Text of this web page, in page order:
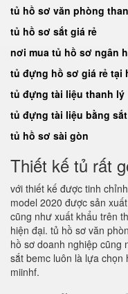
tủ hồ sơ văn phòng
tủ hồ sơ sắt giá rẻ
nơi mua tủ hồ sơ ngân
tủ đựng hồ sơ giá rẻ tại
tủ đựng tài liệu thanh lý
tủ đựng tài liệu bằng sắt
tủ hồ sơ sài gòn
Thiết kế tủ rất
với thiết kế được tinh
model 2020 được sản
cũng như xuất khẩu trên
hiện đại. tủ hồ sơ văn
hồ sơ doanh nghiệp cũng
sắt bemc luôn là lựa chọn
miinhf.